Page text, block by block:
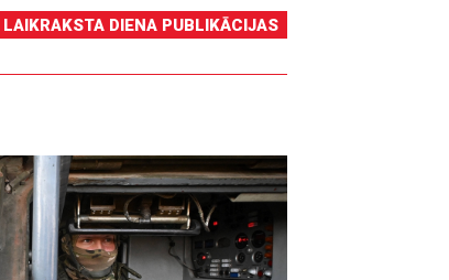
LAIKRAKSTA DIENA PUBLIKĀCIJAS